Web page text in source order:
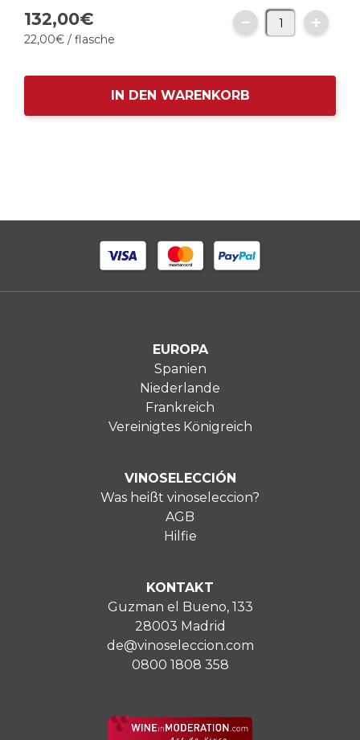
132,00€
22,00€ / flasche
IN DEN WARENKORB
EUROPA
Spanien
Niederlande
Frankreich
Vereinigtes Königreich
VINOSELECCIÓN
Was heißt vinoseleccion?
AGB
Hilfie
KONTAKT
Guzman el Bueno, 133
28003 Madrid
de@vinoseleccion.com
0800 1808 358